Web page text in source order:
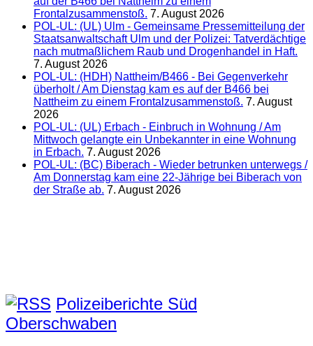
Frontalzusammenstoß. 7. August 2026
POL-UL: (UL) Ulm - Gemeinsame Pressemitteilung der
Staatsanwaltschaft Ulm und der Polizei: Tatverdächtige
nach mutmaßlichem Raub und Drogenhandel in Haft.
7. August 2026
POL-UL: (HDH) Nattheim/B466 - Bei Gegenverkehr
überholt / Am Dienstag kam es auf der B466 bei
Nattheim zu einem Frontalzusammenstoß. 7. August
2026
POL-UL: (UL) Erbach - Einbruch in Wohnung / Am
Mittwoch gelangte ein Unbekannter in eine Wohnung
in Erbach. 7. August 2026
POL-UL: (BC) Biberach - Wieder betrunken unterwegs /
Am Donnerstag kam eine 22-Jährige bei Biberach von
der Straße ab. 7. August 2026
Polizeiberichte Süd
Oberschwaben